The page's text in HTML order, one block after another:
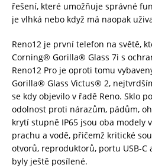
řešení, které umožňuje správné
je vlhká nebo když má naopak
Reno12 je první telefon na světě,
Corning® Gorilla® Glass 7i s
Reno12 Pro je oproti tomu
Gorilla® Glass Victus® 2,
se kdy objevilo v řadě Reno. Sklo
odolnost proti nárazům, pádům,
krytí stupně IP65 jsou oba modely
prachu a vodě, přičemž kritické
otvorů, reproduktorů, portu USB-C
byly ještě posílené.